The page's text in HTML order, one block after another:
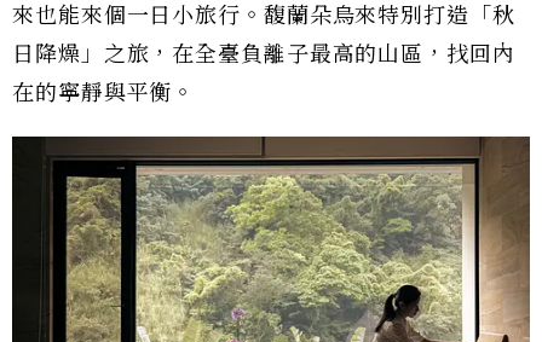
來也能來個一日小旅行。馥蘭朵烏來特別打造「秋
日降燥」之旅，在全臺負離子最高的山區，找回內
在的寧靜與平衡。